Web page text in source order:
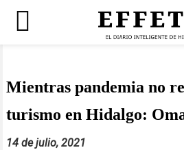
contenido
Mientras pandemia no
turismo en Hidalgo:
14 de julio, 2021